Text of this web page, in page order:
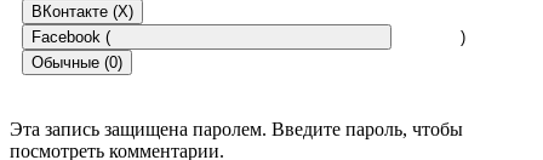
ВКонтакте (X)
Facebook (
)
Обычные (0)
Эта запись защищена паролем. Введите пароль, чтобы
посмотреть комментарии.